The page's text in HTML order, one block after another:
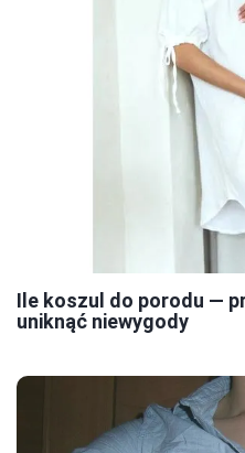
Ile koszul do porodu —
uniknąć niewygody